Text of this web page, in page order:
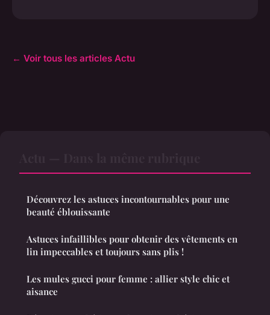
← Voir tous les articles Actu
Découvrez les astuces incontournables pour une
beauté éblouissante
Astuces infaillibles pour obtenir des vêtements en
lin impeccables et toujours sans plis !
Les mules gucci pour femme : allier style chic et
aisance